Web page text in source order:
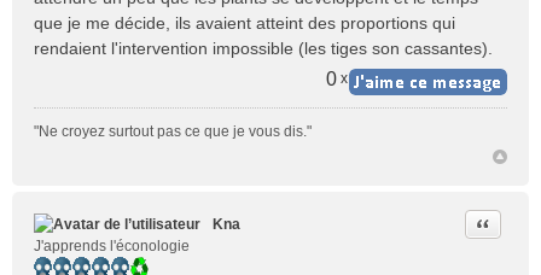
que je me décide, ils avaient atteint des proportions qui
rendaient l'intervention impossible (les tiges son cassantes).
0 x
"Ne croyez surtout pas ce que je vous dis."
Kna
J'apprends l'éconologie
Citer